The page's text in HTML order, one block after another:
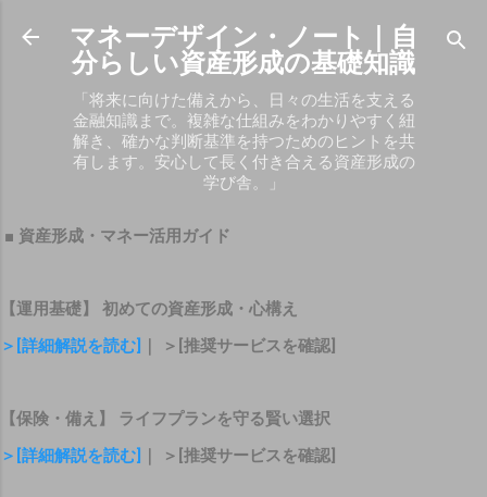
スキップしてメイン コンテンツに移動
マネーデザイン・ノート｜自
分らしい資産形成の基礎知識
「将来に向けた備えから、日々の生活を支える
金融知識まで。複雑な仕組みをわかりやすく紐
解き、確かな判断基準を持つためのヒントを共
有します。安心して長く付き合える資産形成の
学び舎。」
■ 資産形成・マネー活用ガイド
【運用基礎】 初めての資産形成・心構え
＞[詳細解説を読む]
｜ ＞[推奨サービスを確認]
【保険・備え】 ライフプランを守る賢い選択
＞[詳細解説を読む]
｜ ＞[推奨サービスを確認]